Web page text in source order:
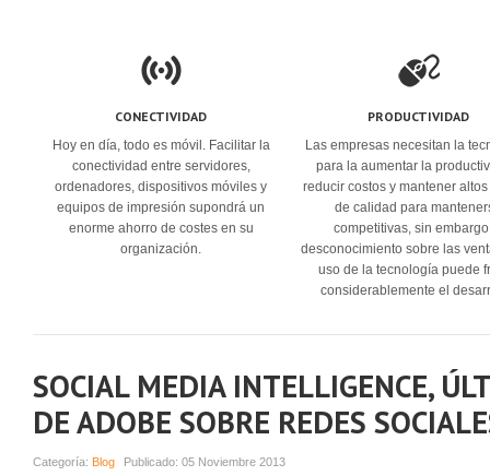
CONECTIVIDAD
Hoy en día, todo es móvil. Facilitar la
conectividad entre servidores,
ordenadores, dispositivos móviles y
equipos de impresión supondrá un
enorme ahorro de costes en su
organización.
PRODUCTIVIDAD
Las empresas necesitan la
para la aumentar la
reducir costos y mantener
de calidad para
competitivas, sin
desconocimiento sobre las
uso de la tecnología puede
considerablemente el
SOCIAL MEDIA INTELLIGENCE,
DE ADOBE SOBRE REDES
Categoría: Blog Publicado: 05 Noviembre 2013